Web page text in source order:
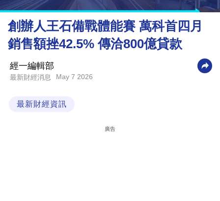
理
財
商
科
創辦人王石備戰體能賽 萬科首四月
銷售額挫42.5% 傳洽800億貸款
經一編輯部
最新財經消息 May 7 2026
最新財經資訊
廣告